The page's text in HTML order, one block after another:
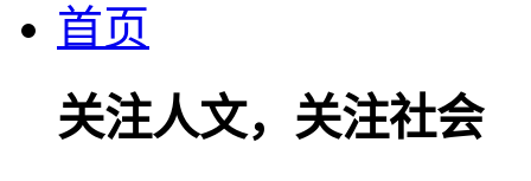
首页
关注人文，关注社会